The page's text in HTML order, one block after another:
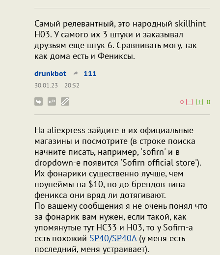
Самый релевантный, это народный skillhint
H03. У самого их 3 штуки и заказывал
друзьям еще штук 6. Сравнивать могу, так
как дома есть и Фениксы.
drunkbot 111
30.01.23
20:52
0
0
На aliexpress зайдите в их официальные
магазины и посмотрите (в строке поиска
начните писать, например, 'sofirn' и в
dropdown-е появится 'Sofirn official store').
Их фонарики существенно лучше, чем
ноунеймы на $10, но до брендов типа
феникса они вряд ли дотягивают.
По вашему сообщения я не очень понял что
за фонарик вам нужен, если такой, как
упомянутые тут HC33 и H03, то у Sofirn-а
есть похожий SP40/SP40A(у меня есть
последний, меня устраивает).